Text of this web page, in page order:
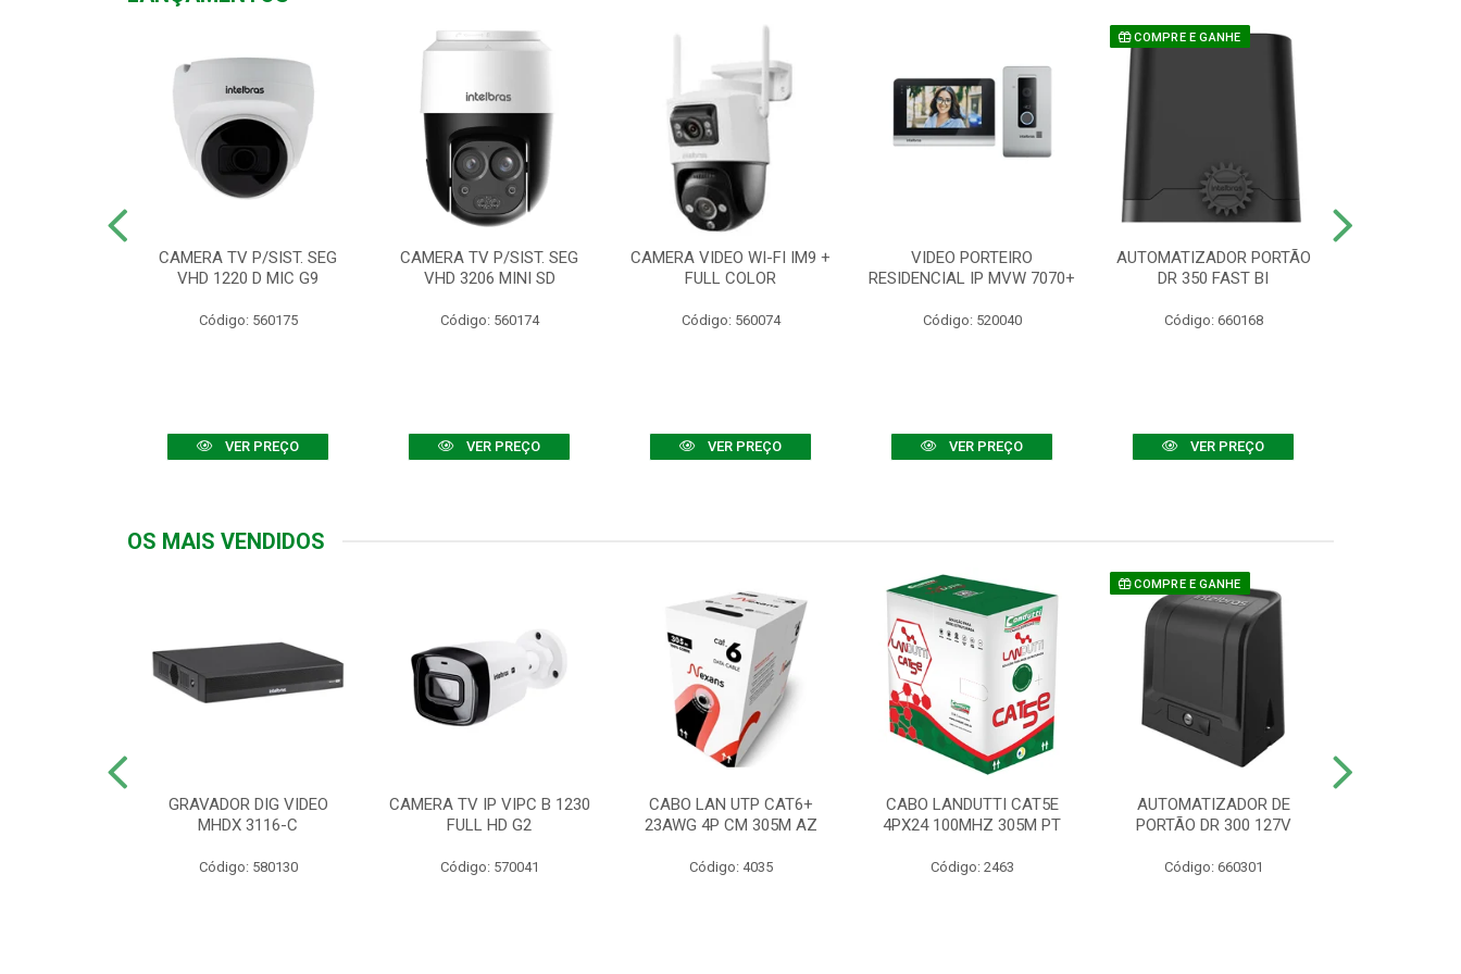
CAMERA TV P/SIST. SEG
VHD 1220 D MIC G9
Código: 560175
VER PREÇO
CAMERA TV P/SIST. SEG
VHD 3206 MINI SD
Código: 560174
VER PREÇO
CAMERA VIDEO WI-FI IM9 +
FULL COLOR
Código: 560074
VER PREÇO
VIDEO PORTEIRO
RESIDENCIAL IP MVW 7070+
Código: 520040
VER PREÇO
COMPRE E GANHE
AUTOMATIZADOR PORTÃO
DR 350 FAST BI
Código: 660168
VER PREÇO
OS MAIS VENDIDOS
GRAVADOR DIG VIDEO
MHDX 3116-C
Código: 580130
CAMERA TV IP VIPC B 1230
FULL HD G2
Código: 570041
CABO LAN UTP CAT6+
23AWG 4P CM 305M AZ
Código: 4035
CABO LANDUTTI CAT5E
4PX24 100MHZ 305M PT
Código: 2463
COMPRE E GANHE
AUTOMATIZADOR DE
PORTÃO DR 300 127V
Código: 660301